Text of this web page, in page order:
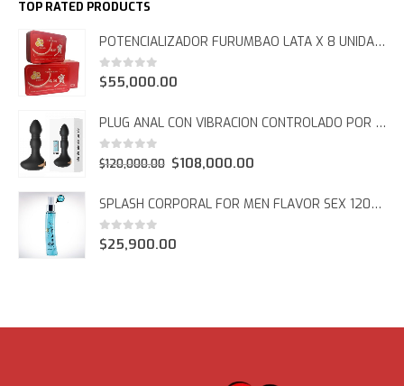
0out of 5
$75,000.00
TOP RATED PRODUCTS
POTENCIALIZADOR FURUMBAO LATA X 8 UNIDADES
0out of 5
$55,000.00
PLUG ANAL CON VIBRACION CONTROLADO POR APP
0out of 5
$120,000.00 Original
$
0out of 5
$25,900.00